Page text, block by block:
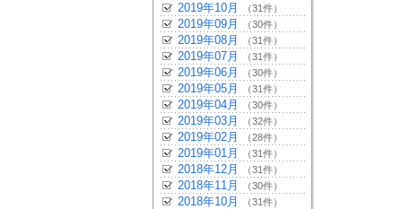
2019年10月 （31件）
2019年09月 （30件）
2019年08月 （31件）
2019年07月 （31件）
2019年06月 （30件）
2019年05月 （31件）
2019年04月 （30件）
2019年03月 （32件）
2019年02月 （28件）
2019年01月 （31件）
2018年12月 （31件）
2018年11月 （30件）
2018年10月 （31件）